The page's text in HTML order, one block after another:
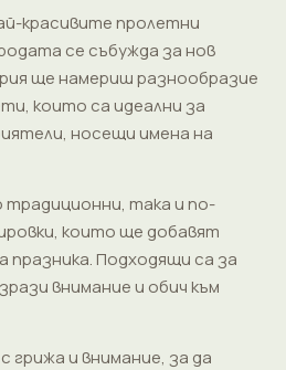
красивите пролетни
се събужда за нов
ще намериш разнообразие
които са идеални за
носещи имена на
така и по-
които ще добавят
Подходящи са за
внимание и обич към
грижа и внимание, за да